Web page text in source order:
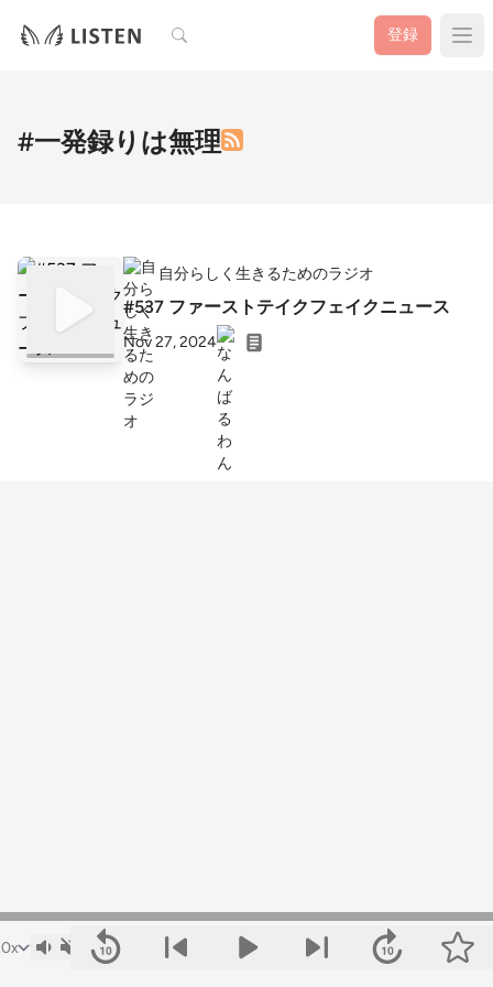
検索 登録
#一発録りは無理
自分らしく生きるためのラジオ
#537 ファーストテイクフェイクニュース
Nov 27, 2024